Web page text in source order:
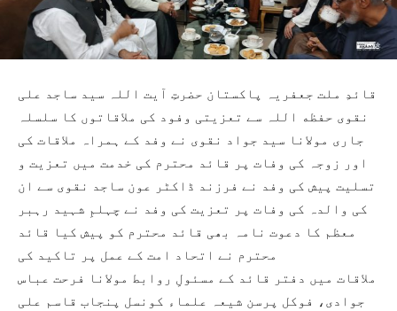
قائدِ ملت جعفریہ پاکستان حضرتِ آیت اللہ سید ساجد علی
نقوی حفظه اللہ سے تعزیتی وفود کی ملاقاتوں کا سلسلہ
جاری مولانا سید جواد نقوی نے وفد کے ہمراہ ملاقات کی
اور زوجہ کی وفات پر قائد محترم کی خدمت میں تعزیت و
تسلیت پیش کی وفد نے فرزند ڈاکٹر عون ساجد نقوی سے ان
کی والدہ کی وفات پر تعزیت کی وفد نے چہلمِ شہید رہبر
معظم کا دعوت نامہ بھی قائد محترم کو پیش کیا قائد
محترم نے اتحاد امت کے عمل پر تاکید کی
ملاقات میں دفتر قائد کے مسئولِ روابط مولانا فرحت عباس
جوادی، فوکل پرسن شیعہ علماء کونسل پنجاب قاسم علی